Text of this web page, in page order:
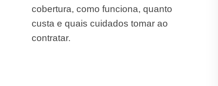
cobertura, como funciona, quanto
custa e quais cuidados tomar ao
contratar.